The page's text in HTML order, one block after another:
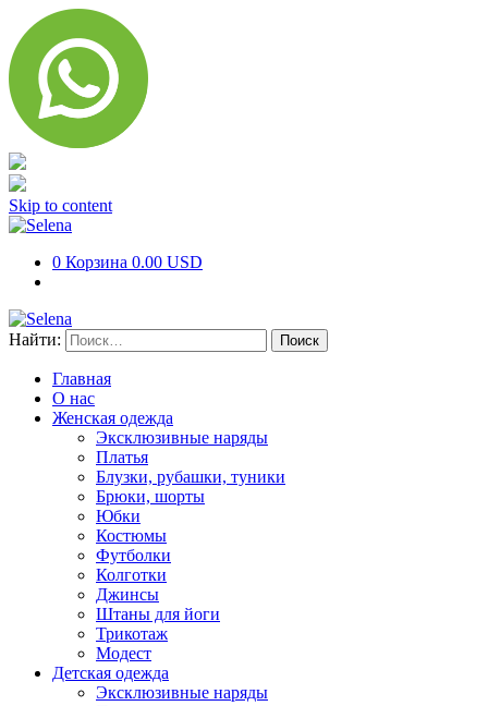
Skip to content
0 Корзина 0.00 USD
Найти:
Главная
О нас
Женская одежда
Эксклюзивные наряды
Платья
Блузки, рубашки, туники
Брюки, шорты
Юбки
Костюмы
Футболки
Колготки
Джинсы
Штаны для йоги
Трикотаж
Модест
Детская одежда
Эксклюзивные наряды